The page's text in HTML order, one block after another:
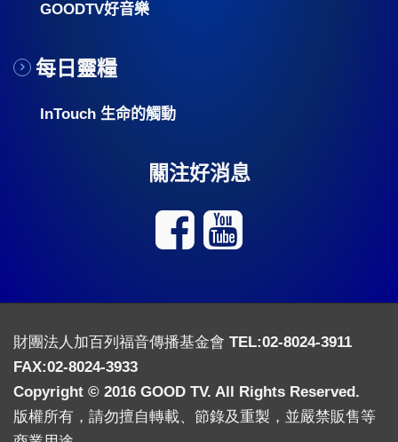
GOODTV好音樂
每日靈糧
InTouch 生命的觸動
關注好消息
財團法人加百列福音傳播基金會 TEL:02-8024-3911
FAX:02-8024-3933
Copyright © 2016 GOOD TV. All Rights Reserved.
版權所有，請勿擅自轉載、節錄及重製，並嚴禁販售等